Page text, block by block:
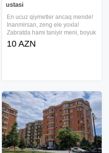
ustasi
En ucuz qiymetler ancaq mende!
Inanmirsan, zeng ele yoxla!
Zabratda hami taniyir meni, boyuk
hormetim var ustalar aleminde
leqebim wamo Zabratski
10 AZN